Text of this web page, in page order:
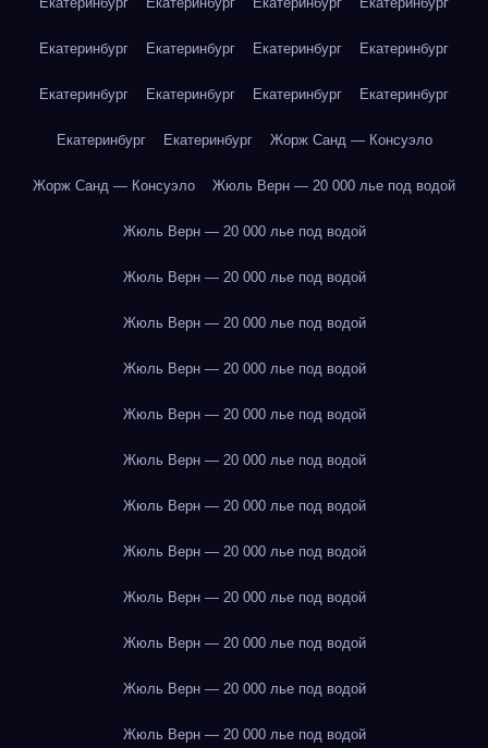
Екатеринбург Екатеринбург Екатеринбург Екатеринбург
Екатеринбург Екатеринбург Екатеринбург Екатеринбург
Екатеринбург Екатеринбург Жорж Санд — Консуэло
Жорж Санд — Консуэло Жюль Верн — 20 000 лье под водой
Жюль Верн — 20 000 лье под водой
Жюль Верн — 20 000 лье под водой
Жюль Верн — 20 000 лье под водой
Жюль Верн — 20 000 лье под водой
Жюль Верн — 20 000 лье под водой
Жюль Верн — 20 000 лье под водой
Жюль Верн — 20 000 лье под водой
Жюль Верн — 20 000 лье под водой
Жюль Верн — 20 000 лье под водой
Жюль Верн — 20 000 лье под водой
Жюль Верн — 20 000 лье под водой
Жюль Верн — 20 000 лье под водой